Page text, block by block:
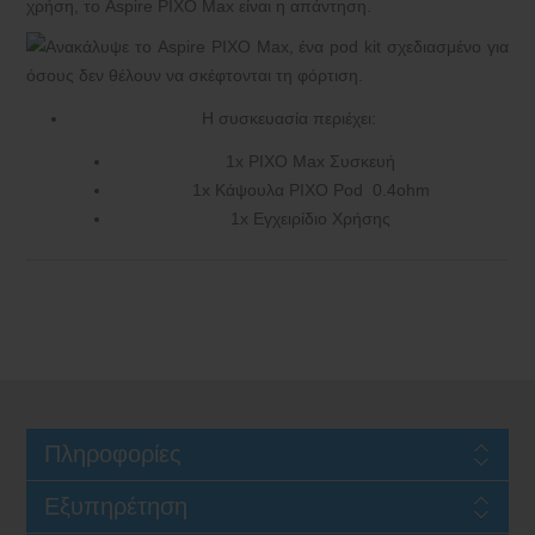
χρήση, το Aspire PIXO Max είναι η απάντηση.
Η συσκευασία περιέχει:
1x PIXO Max Συσκευή
1x Κάψουλα PIXO Pod 0.4ohm
1x Εγχειρίδιο Χρήσης
Πληροφορίες
Εξυπηρέτηση